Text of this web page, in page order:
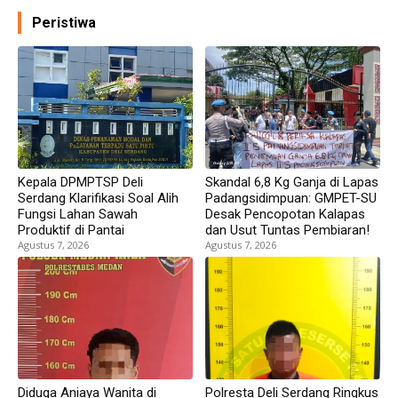
Peristiwa
Kepala DPMPTSP Deli
Serdang Klarifikasi Soal Alih
Fungsi Lahan Sawah
Produktif di Pantai
Agustus 7, 2026
Skandal 6,8 Kg Ganja di Lapas
Padangsidimpuan: GMPET-SU
Desak Pencopotan Kalapas
dan Usut Tuntas Pembiaran!
Agustus 7, 2026
Diduga Aniaya Wanita di Polresta Deli Serdang Ringkus